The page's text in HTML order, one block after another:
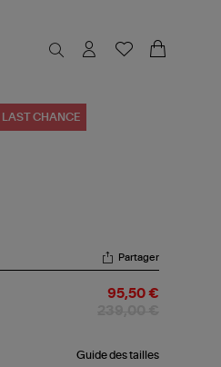
LAST CHANCE
Partager
95,50 €
Guide des tailles